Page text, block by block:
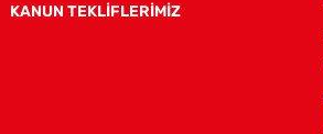
KANUN TEKLİFLERİMİZ